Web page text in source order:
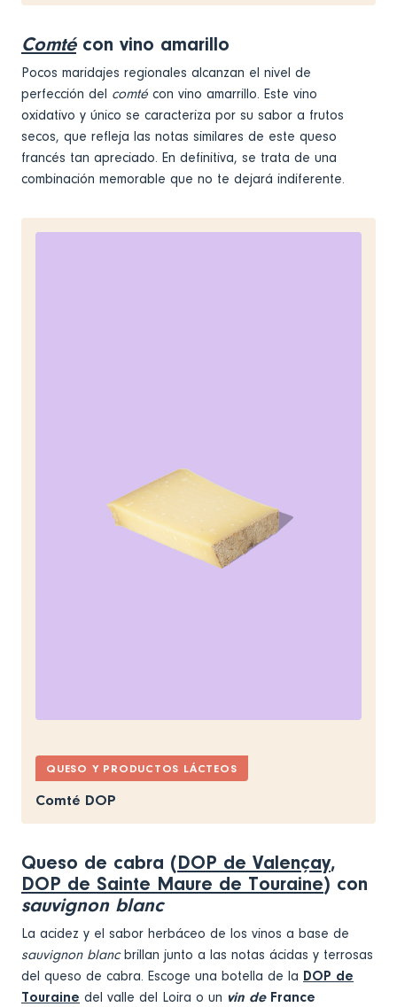
Comtécon vino amarillo
Pocos maridajes regionales alcanzan el nivel de
perfección del comté con vino amarrillo. Este vino
oxidativo y único se caracteriza por su sabor a frutos
secos, que refleja las notas similares de este queso
francés tan apreciado. En definitiva, se trata de una
combinación memorable que no te dejará indiferente.
QUESO Y PRODUCTOS LÁCTEOS
Comté DOP
Queso de cabra (DOP de Valençay,
DOP de Sainte Maure de Touraine) con
sauvignon blanc
La acidez y el sabor herbáceo de los vinos a base de
sauvignon blancbrillan junto a las notas ácidas y terrosas
del queso de cabra. Escoge una botella de la DOP de
Touraine del valle del Loira o un vin de France